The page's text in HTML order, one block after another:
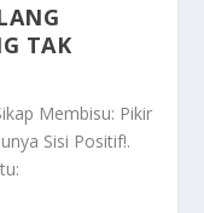
TAK
Membisu: Pikir
Sisi Positif!.